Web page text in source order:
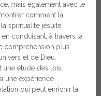
mais également avec le
comment la
spiritualité jésuite
conduisant, à travers la
compréhension plus
et de Dieu.
une étude des lois
une expérience
qui peut enrichir la